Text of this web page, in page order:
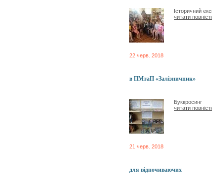
Історичний
читати
22 черв. 2018
в ПМтаП «Залізничник»
Буккросинг
читати
21 черв. 2018
для відпочиваючих